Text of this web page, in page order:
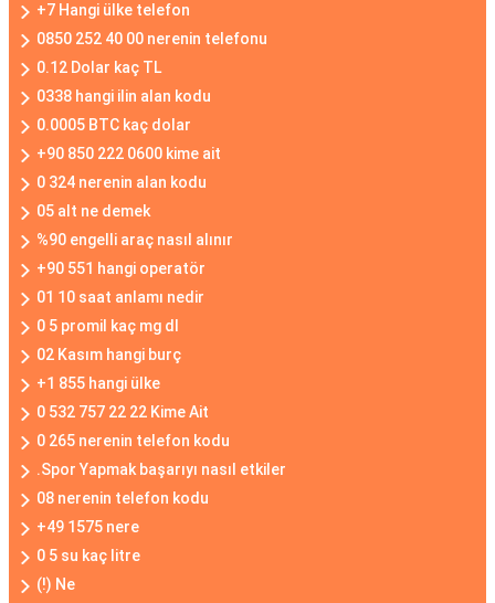
+7 Hangi ülke telefon
0850 252 40 00 nerenin telefonu
0.12 Dolar kaç TL
0338 hangi ilin alan kodu
0.0005 BTC kaç dolar
+90 850 222 0600 kime ait
0 324 nerenin alan kodu
05 alt ne demek
%90 engelli araç nasıl alınır
+90 551 hangi operatör
01 10 saat anlamı nedir
0 5 promil kaç mg dl
02 Kasım hangi burç
+1 855 hangi ülke
0 532 757 22 22 Kime Ait
0 265 nerenin telefon kodu
.Spor Yapmak başarıyı nasıl etkiler
08 nerenin telefon kodu
+49 1575 nere
0 5 su kaç litre
(!) Ne